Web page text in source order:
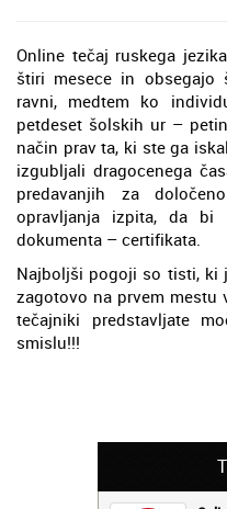
Online tečaj ruskega
štiri mesece in
ravni, medtem ko
petdeset šolskih ur –
način prav ta, ki ste ga
izgubljali dragocenega
predavanjih za
opravljanja izpita, da
dokumenta – certifikata.
Najboljši pogoji so tisti, ki
zagotovo na prvem mestu
tečajniki predstavljate
smislu!!!